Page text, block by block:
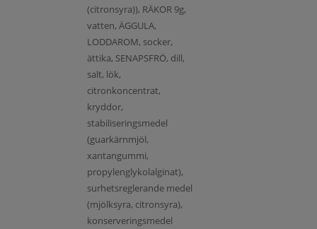
(citronsyra)), RÄKOR 9g,
vatten, ÄGGULA,
LODDAROM, socker,
ättika, SENAPSFRÖ, dill,
salt, lök,
citronkoncentrat,
kryddor,
stabiliseringsmedel
(guarkärnmjöl,
xantangummi,
propylenglykolalginat),
surhetsreglerande medel
(mjölksyra, citronsyra),
konserveringsmedel